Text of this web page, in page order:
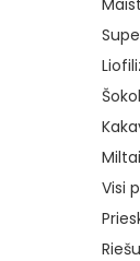
Miltai
Visi